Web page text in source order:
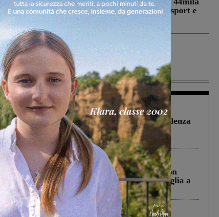
studenti coinvolti, torna il bando per lo sport e
debutta il podcast Estrair
Più lette
Figline Incisa Valdarno 1 Agosto 2026
Piscina di Figline finanziata oltre la scadenza
Pnrr, il gruppo di Fratelli d’Italia: “Un
ringraziamento al Governo”
Cronaca 3 Agosto 2026
Scomparso da una struttura di Castiglion
Fiorentino l’uomo che aveva ucciso la figlia a
Levane nel 2020
Cronaca 4 Agosto 2026